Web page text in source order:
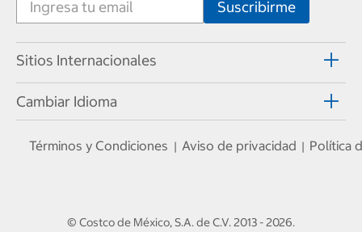
Sitios Internacionales
Cambiar Idioma
Términos y Condiciones | Aviso de privacidad | Política
© Costco de México, S.A. de C.V.2013 - 2026.